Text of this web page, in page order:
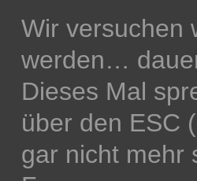
Wir versuchen
werden…
Dieses Mal
über den ESC
gar nicht mehr